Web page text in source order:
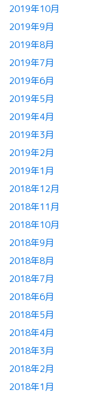
2019年10月
2019年9月
2019年8月
2019年7月
2019年6月
2019年5月
2019年4月
2019年3月
2019年2月
2019年1月
2018年12月
2018年11月
2018年10月
2018年9月
2018年8月
2018年7月
2018年6月
2018年5月
2018年4月
2018年3月
2018年2月
2018年1月